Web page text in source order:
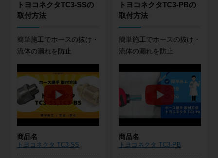
トヨコネクタTC3-SSの
取付方法
簡単施工でホースの抜け・
流体の漏れを防止
商品名
トヨコネクタ TC3-SS
トヨコネクタTC3-PBの
取付方法
簡単施工でホースの抜け・
流体の漏れを防止
商品名
トヨコネクタ TC3-PB